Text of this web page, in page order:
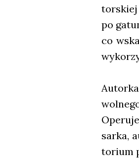
tor­skiej
po
co
sar­ka,
to­rium